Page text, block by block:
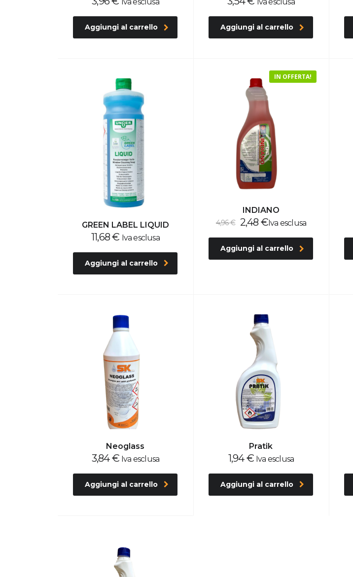
Aggiungi al carrello Aggiungi al carrello
GREEN LABEL LIQUID
11,68€ Iva esclusa
Aggiungi al carrello
IN OFFERTA!
INDIANO
4,96€
Il
prezzo
originale
era:
2,48 €Il
prezzo
attuale
è:
Iva esclusa
Aggiungi al carrello
Neoglass
3,84€ Iva esclusa
Aggiungi al carrello
Pratik
1,94€ Iva esclusa
Aggiungi al carrello